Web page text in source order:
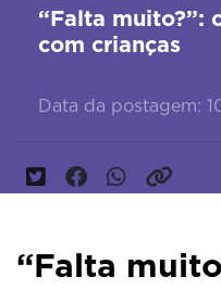
“Falta muito?”:
com crianças
Data da postagem:
“Falta